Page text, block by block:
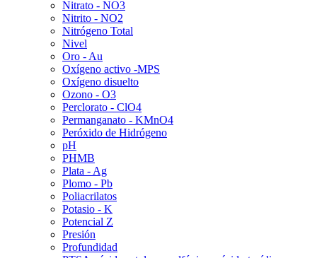
Nitrato - NO3
Nitrito - NO2
Nitrógeno Total
Nivel
Oro - Au
Oxígeno activo -MPS
Oxígeno disuelto
Ozono - O3
Perclorato - ClO4
Permanganato - KMnO4
Peróxido de Hidrógeno
pH
PHMB
Plata - Ag
Plomo - Pb
Poliacrilatos
Potasio - K
Potencial Z
Presión
Profundidad